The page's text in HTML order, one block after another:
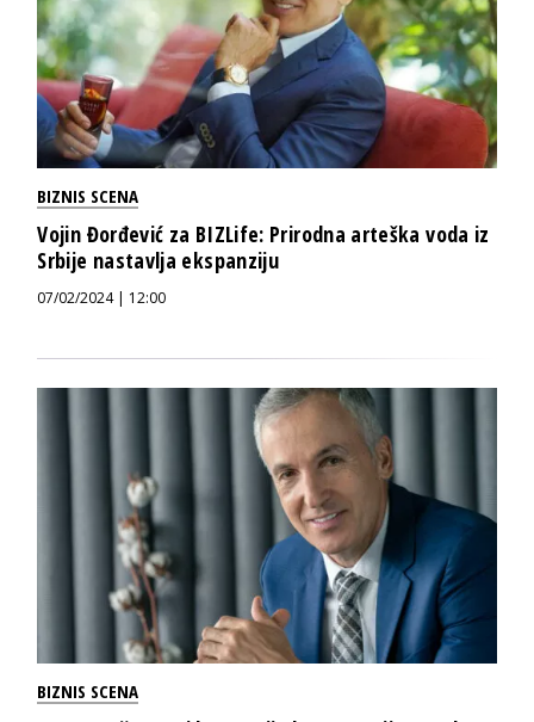
BIZNIS SCENA
Vojin Đorđević za BIZLife: Prirodna arteška voda iz
Srbije nastavlja ekspanziju
07/02/2024 | 12:00
BIZNIS SCENA